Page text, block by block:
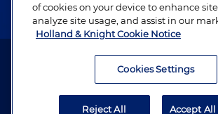
Abogado publicitario. © 1996– 2026 Holland &
of cookies on your device to enhance
analyze site usage, and assist in our
Holland & Knight Cookie Notice
Cookies Settings
Reject All Accept All